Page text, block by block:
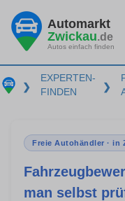
Automarkt
Zwickau.de
Autos einfach finden
❯
EXPERTEN-
FINDEN
❯
Freie Autohändler · in
man selbst